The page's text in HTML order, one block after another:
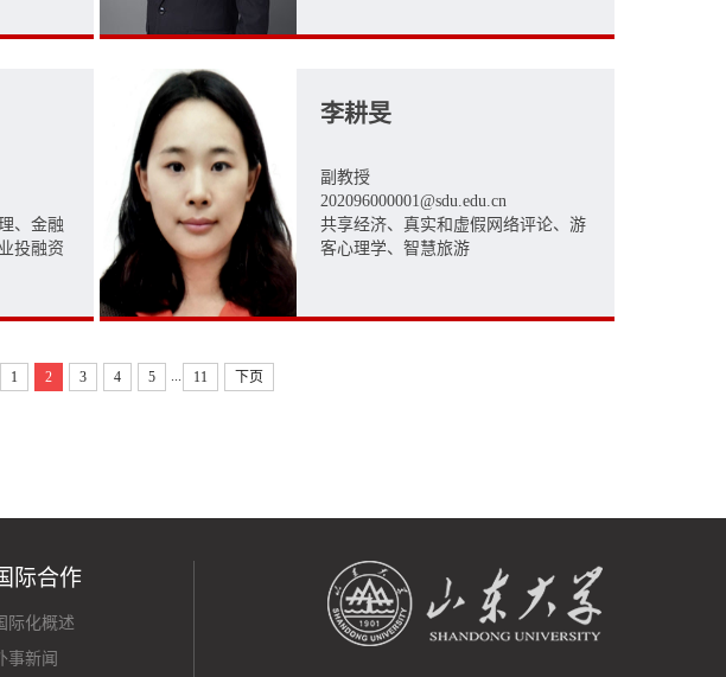
、金融
投融资
李耕旻
副教授
202096000001@sdu.edu.cn
共享经济、真实和虚假网络评论、游
客心理学、智慧旅游
1 2 3 4 5 11 下页
际合作
际化概述
事新闻